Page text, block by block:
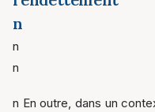
n
n
n
n En outre, dans un